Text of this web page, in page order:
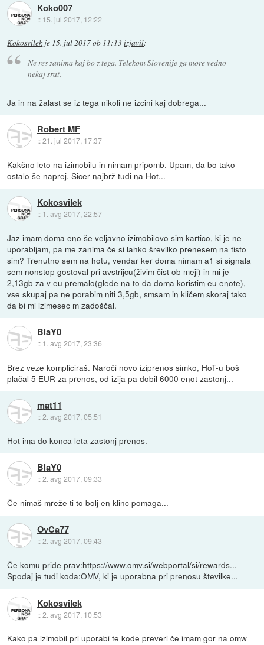
Koko007
:: 15. jul 2017, 12:22
Kokosvilek je 15. jul 2017 ob 11:13izjavil:
Ne res zanima kaj bo z tega. Telekom Slovenije ga more vedno
nekaj srat.
Ja in na žalast se iz tega nikoli ne izcini kaj dobrega...
Robert MF
::21. jul 2017, 17:37
Kakšno leto na izimobilu in nimam pripomb. Upam, da bo tako
ostalo še naprej. Sicer najbrž tudi na Hot...
Kokosvilek
:: 1. avg 2017, 22:57
Jaz imam doma eno še veljavno izimobilovo sim kartico, ki je ne
uporabljam, pa me zanima če si lahko šrevilko prenesem na tisto
sim? Trenutno sem na hotu, vendar ker doma nimam a1 si signala
sem nonstop gostoval pri avstrijcu(živim čist ob meji) in mi je
2,13gb za v eu premalo(glede na to da doma koristim eu enote),
vse skupaj pa ne porabim niti 3,5gb, smsam in kličem skoraj tako
da bi mi izimesec m zadoščal.
BlaY0
:: 1. avg 2017, 23:36
Brez veze kompliciraš. Naroči novo iziprenos simko, HoT-u boš
plačal 5 EUR za prenos, od izija pa dobil 6000 enot zastonj...
mat11
::2. avg 2017, 05:51
Hot ima do konca leta zastonj prenos.
BlaY0
::2. avg 2017, 09:33
Če nimaš mreže ti to bolj en klinc pomaga...
OvCa77
::2. avg 2017, 09:43
Če komu pride prav:https://www.omv.si/webportal/si/rewards...
Spodaj je tudi koda:OMV, ki je uporabna pri prenosu številke...
Kokosvilek
::2. avg 2017, 10:53
Kako pa izimobil pri uporabi te kode preveri če imam gor na omw